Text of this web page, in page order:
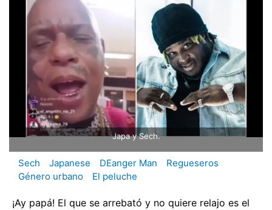
Japa y Sech.
Sech Japanese DEanger Man
Regueseros
Género urbano
El peluche
¡Ay papá! El que se arrebató y no quiere relajo es el